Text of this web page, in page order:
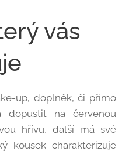
vás
up, doplněk, či přímo
dopustit na červenou
hřívu, další má své
kousek charakterizuje